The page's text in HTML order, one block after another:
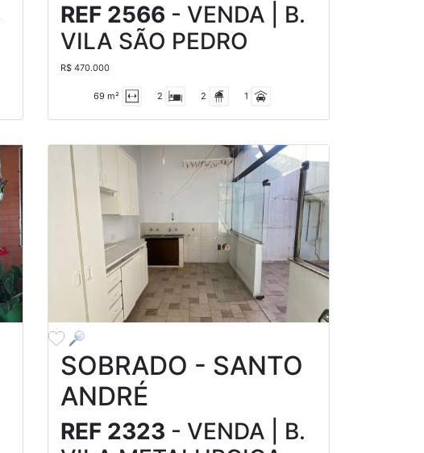
REF 2566 - VENDA | B.
VILA SÃO PEDRO
R$ 470.000
69 m² 2 2 1
SOBRADO - SANTO
ANDRÉ
REF 2323 - VENDA | B.